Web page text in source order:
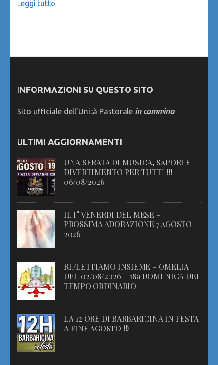
Leggi tutto
INFORMAZIONI SU QUESTO SITO
Sito ufficiale dell’Unità Pastorale in cammino
ULTIMI AGGIORNAMENTI
UNA SERATA DI MUSICA, SAPORI E
DIVERTIMENTO PER TUTTI !!!
06/08/2026
IL I° VENERDI DEL MESE –
PROSSIMA ADORAZIONE 7 AGOSTO
2026
RIFLETTIAMO INSIEME – OMELIA
DEL 02/08/2026 – 18a DOMENICA DEL
TEMPO ORDINARIO
LA 12 ORE DI BARBARICINA IN FESTA
A FINE AGOSTO !!!